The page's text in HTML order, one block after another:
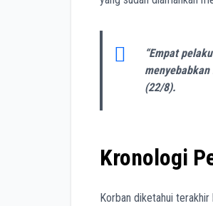
“Empat
(22/8).
Kronologi
Korban diketahui